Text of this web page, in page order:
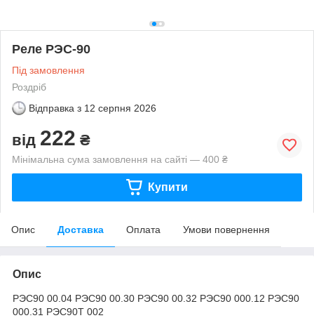
Реле РЭС-90
Під замовлення
Роздріб
Відправка з 12 серпня 2026
від 222 ₴
Мінімальна сума замовлення на сайті — 400 ₴
Купити
Опис Доставка Оплата Умови повернення
Опис
РЭС90 00.04 РЭС90 00.30 РЭС90 00.32 РЭС90 000.12 РЭС90
000.31 РЭС90Т 002